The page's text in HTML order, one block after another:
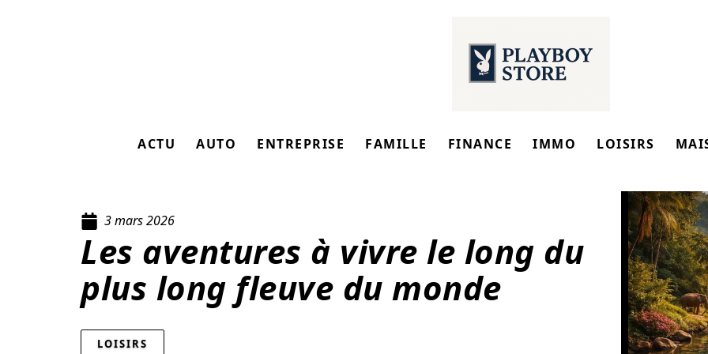
ACTU AUTO ENTREPRISE FAMILLE FINANCE IMMO LOISIRS
3 mars 2026
Les aventures à vivre le long du
plus long fleuve du monde
LOISIRS